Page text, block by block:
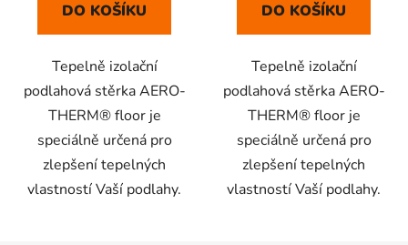
DO KOŠÍKU
Tepelně izolační
podlahová stěrka AERO-
THERM® floor je
speciálně určená pro
zlepšení tepelných
vlastností Vaší podlahy.
DO KOŠÍKU
Tepelně izolační
podlahová stěrka AERO-
THERM® floor je
speciálně určená pro
zlepšení tepelných
vlastností Vaší podlahy.